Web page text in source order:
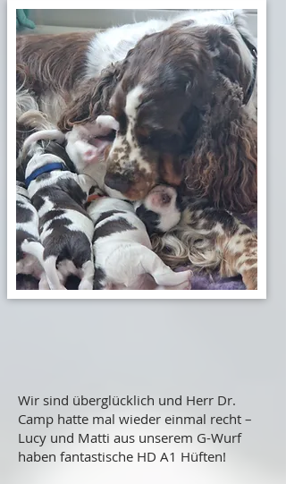
Wir sind überglücklich und Herr Dr.
Camp hatte mal wieder einmal recht –
Lucy und Matti aus unserem G-Wurf
haben fantastische HD A1 Hüften!